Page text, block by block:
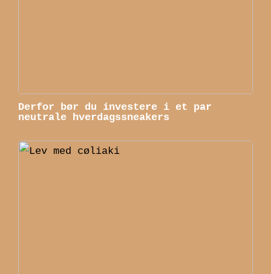
Derfor bør du investere i et par
neutrale hverdagssneakers